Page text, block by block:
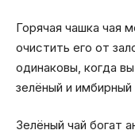
Горячая чашка чая
очистить его от
одинаковы, когда
зелёный и имбирный
Зелёный чай богат